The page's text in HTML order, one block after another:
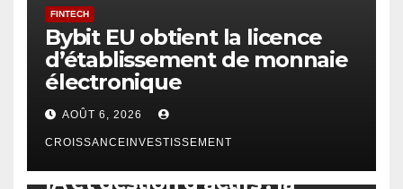
FINTECH
Bybit EU obtient la licence
d’établissement de monnaie
électronique
AOÛT 6, 2026
CROISSANCEINVESTISSEMENT
IA et gestion d’actifs : la